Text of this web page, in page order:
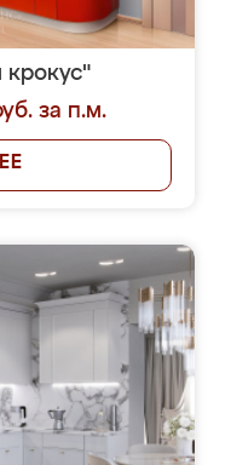
крокус"
за п.м.